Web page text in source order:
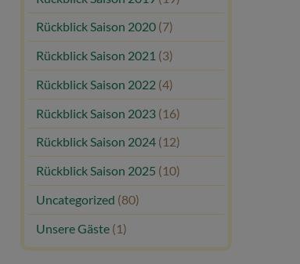
Rückblick Saison 2020 (7)
Rückblick Saison 2021 (3)
Rückblick Saison 2022 (4)
Rückblick Saison 2023 (16)
Rückblick Saison 2024 (12)
Rückblick Saison 2025 (10)
Uncategorized (80)
Unsere Gäste (1)